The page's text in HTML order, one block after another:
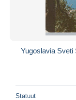
Yugoslavia Sveti
Statuut